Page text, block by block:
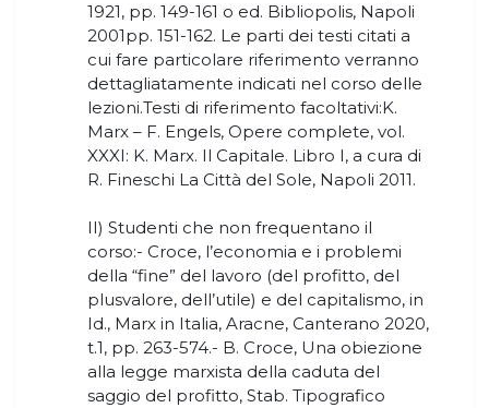
1921, pp. 149-161 o ed. Bibliopolis, Napoli
2001pp. 151-162. Le parti dei testi citati a
cui fare particolare riferimento verranno
dettagliatamente indicati nel corso delle
lezioni.Testi di riferimento facoltativi:K.
Marx – F. Engels, Opere complete, vol.
XXXI: K. Marx. Il Capitale. Libro I, a cura di
R. Fineschi La Città del Sole, Napoli 2011.
II) Studenti che non frequentano il
corso:- Croce, l’economia e i problemi
della “fine” del lavoro (del profitto, del
plusvalore, dell’utile) e del capitalismo, in
Id., Marx in Italia, Aracne, Canterano 2020,
t.1, pp. 263-574.- B. Croce, Una obiezione
alla legge marxista della caduta del
saggio del profitto, Stab. Tipografico